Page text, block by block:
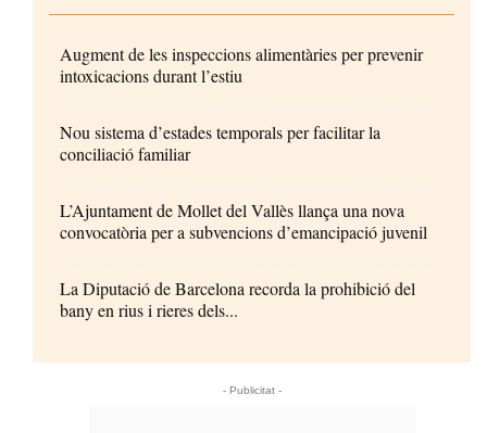
Augment de les inspeccions alimentàries per prevenir
intoxicacions durant l’estiu
Nou sistema d’estades temporals per facilitar la
conciliació familiar
L’Ajuntament de Mollet del Vallès llança una nova
convocatòria per a subvencions d’emancipació juvenil
La Diputació de Barcelona recorda la prohibició del
bany en rius i rieres dels...
- Publicitat -